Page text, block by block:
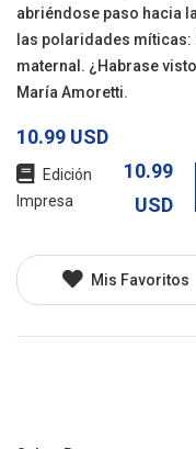
abriéndose paso hacia
las polaridades míticas:
maternal. ¿Habrase
María Amoretti.
10.99 USD
Edición
Impresa
10.99
USD
Mis Favoritos